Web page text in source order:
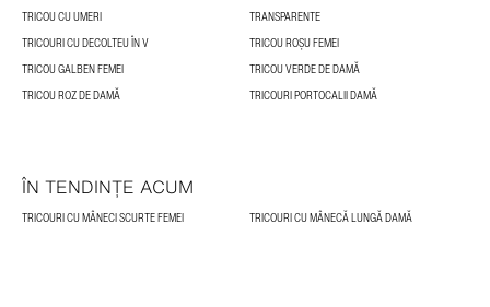
TRICOU CU UMERI
TRANSPARENTE
TRICOURI CU DECOLTEU ÎN V
TRICOU ROȘU FEMEI
TRICOU GALBEN FEMEI
TRICOU VERDE DE DAMĂ
TRICOU ROZ DE DAMĂ
TRICOURI PORTOCALII DAMĂ
ÎN TENDINȚE ACUM
TRICOURI CU MÂNECI SCURTE FEMEI TRICOURI CU MÂNECĂ LUNGĂ DAMĂ